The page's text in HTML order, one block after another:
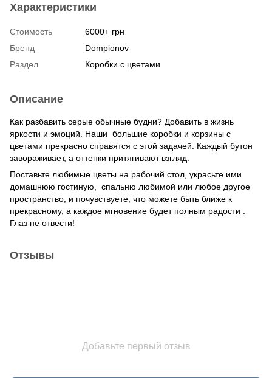
Характеристики
Стоимость
6000+ грн
Бренд
Dompionov
Раздел
Коробки с цветами
Описание
Как разбавить серые обычные будни? Добавить в жизнь
яркости и эмоций. Наши большие коробки и корзины с
цветами прекрасно справятся с этой задачей. Каждый бутон
завораживает, а оттенки притягивают взгляд.
Поставьте любимые цветы на рабочий стол, украсьте ими
домашнюю гостиную, спальню любимой или любое другое
пространство, и почувствуете, что можете быть ближе к
прекрасному, а каждое мгновение будет полным радости .
Глаз не отвести!
Отзывы
Добавьте первый отзыв